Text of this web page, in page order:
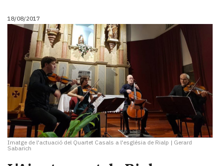
18/08/2017
Imatge de l'actuació del Quartet Casals a l'església de Rialp | Gerard
Sabarich